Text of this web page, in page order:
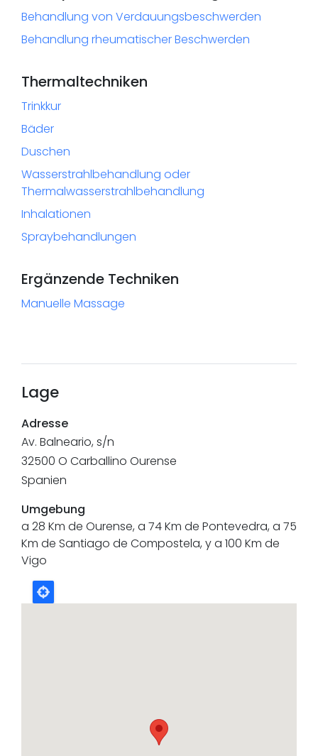
Behandlung von Verdauungsbeschwerden
Behandlung rheumatischer Beschwerden
Thermaltechniken
Trinkkur
Bäder
Duschen
Wasserstrahlbehandlung oder
Thermalwasserstrahlbehandlung
Inhalationen
Spraybehandlungen
Ergänzende Techniken
Manuelle Massage
Lage
Adresse
Av. Balneario, s/n
32500 O Carballino Ourense
Spanien
Umgebung
a 28 Km de Ourense, a 74 Km de Pontevedra, a 75
Km de Santiago de Compostela, y a 100 Km de
Vigo